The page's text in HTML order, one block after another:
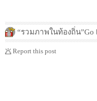
“รวมภาพในท้องถิ่น”Go
Report this post